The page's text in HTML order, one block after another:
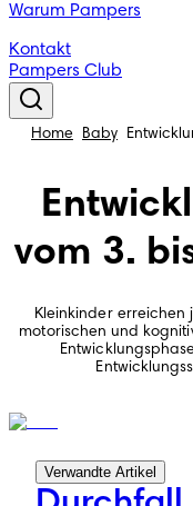
Warum Pampers
Kontakt
Pampers Club
Home Baby
vom 3.
Kleinkinder erreichen
motorischen und
Verwandte Artikel